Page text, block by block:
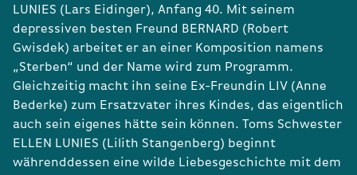
LUNIES (Lars Eidinger), Anfang 40. Mit seinem
depressiven besten Freund BERNARD (Robert
Gwisdek) arbeitet er an einer Komposition namens
„Sterben“ und der Name wird zum Programm.
Gleichzeitig macht ihn seine Ex-Freundin LIV (Anne
Bederke) zum Ersatzvater ihres Kindes, das eigentlich
auch sein eigenes hätte sein können. Toms Schwester
ELLEN LUNIES (Lilith Stangenberg) beginnt
währenddessen eine wilde Liebesgeschichte mit dem